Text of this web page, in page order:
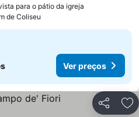
para o pátio da igreja
de Coliseu
Ver preços
Partilhar